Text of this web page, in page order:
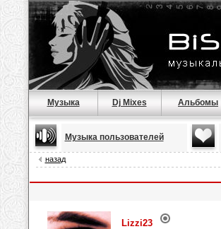
Музыка Dj Mixes Альбомы
Музыка пользователей
назад
Lizzi23